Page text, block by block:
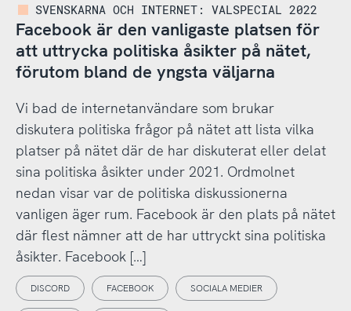
SVENSKARNA OCH INTERNET: VALSPECIAL 2022
Facebook är den vanligaste platsen för
att uttrycka politiska åsikter på nätet,
förutom bland de yngsta väljarna
Vi bad de internetanvändare som brukar
diskutera politiska frågor på nätet att lista vilka
platser på nätet där de har diskuterat eller delat
sina politiska åsikter under 2021. Ordmolnet
nedan visar var de politiska diskussionerna
vanligen äger rum. Facebook är den plats på nätet
där flest nämner att de har uttryckt sina politiska
åsikter. Facebook […]
DISCORD FACEBOOK SOCIALA MEDIER